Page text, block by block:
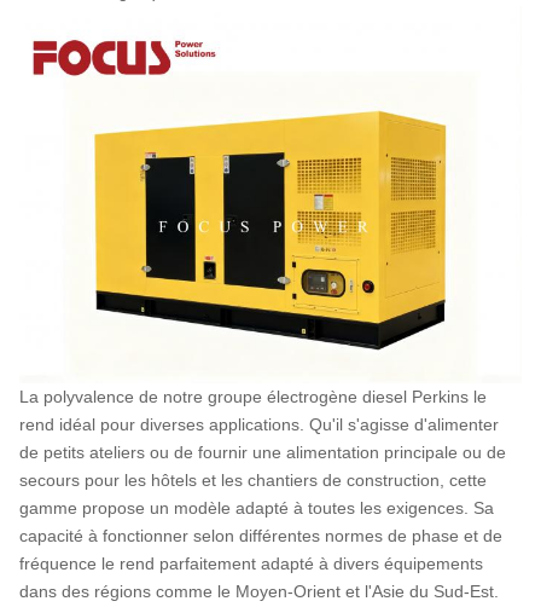
La polyvalence de notre groupe électrogène diesel Perkins le
rend idéal pour diverses applications. Qu'il s'agisse d'alimenter
de petits ateliers ou de fournir une alimentation principale ou de
secours pour les hôtels et les chantiers de construction, cette
gamme propose un modèle adapté à toutes les exigences. Sa
capacité à fonctionner selon différentes normes de phase et de
fréquence le rend parfaitement adapté à divers équipements
dans des régions comme le Moyen-Orient et l'Asie du Sud-Est.